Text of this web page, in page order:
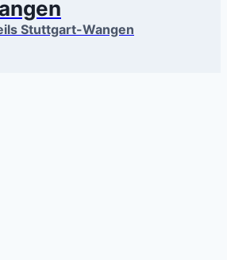
Stuttgart-Wangen